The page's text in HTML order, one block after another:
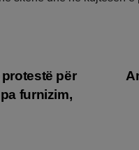
për
furnizim,